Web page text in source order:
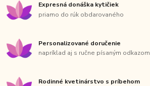
Expresná donáška kytičiek
priamo do rúk obdarovaného
Personalizované doručenie
napríklad aj s ručne písaným odkazom
Rodinné kvetinárstvo s príbehom